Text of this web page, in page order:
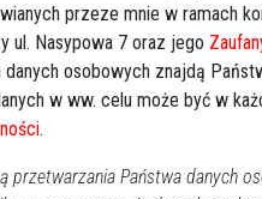
zawodowy
nie uważali za
, biegaczka związana z
odtwarzać już tylko
przeze mnie w ramach
ul. Nasypowa 7 oraz jego
osobowych znajdą
w ww. celu może być w
.
przetwarzania Państwa danych